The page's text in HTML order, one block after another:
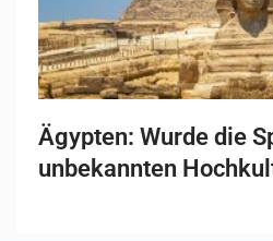
Ägypten: Wurde die
unbekannten